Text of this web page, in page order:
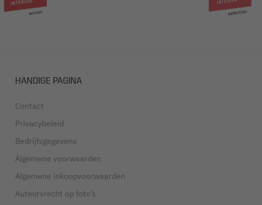
HANDIGE PAGINA
Contact
Privacybeleid
Bedrijfsgegevens
Algemene voorwaarden
Algemene inkoopvoorwaarden
Auteursrecht op foto’s